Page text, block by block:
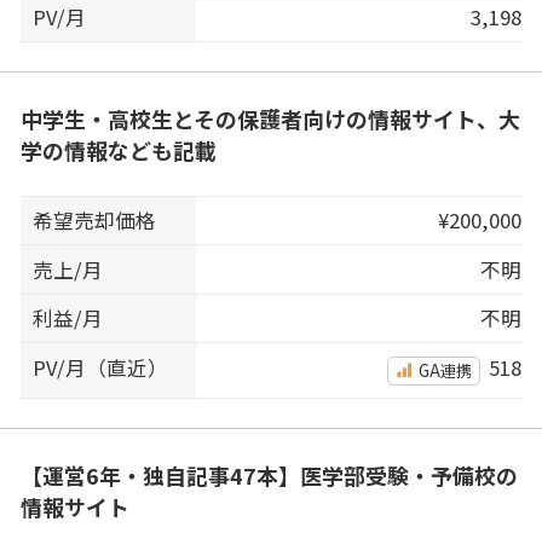
PV/月
3,198
中学生・高校生とその保護者向けの情報サイト、大
学の情報なども記載
希望売却価格
¥200,000
売上/月
不明
利益/月
不明
PV/月（直近）
GA連携 518
【運営6年・独自記事47本】医学部受験・予備校の
情報サイト